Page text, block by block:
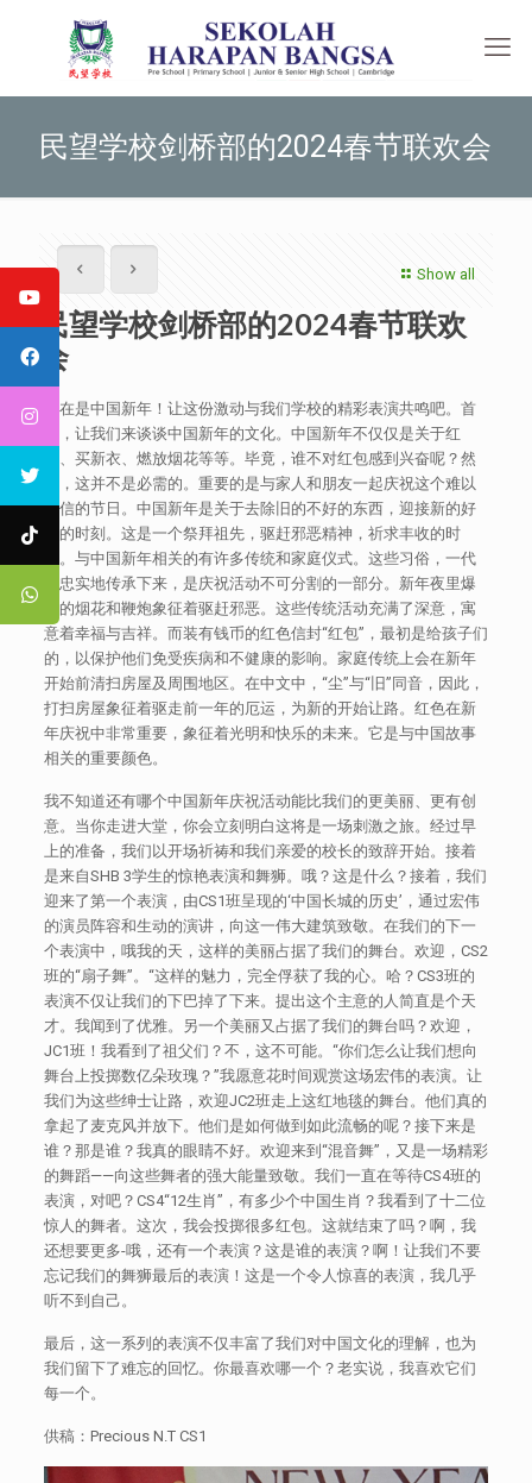
民望学校剑桥部的2024春节联欢会
Show all
民望学校剑桥部的2024春节联欢
会
现在是中国新年！让这份激动与我们学校的精彩表演共鸣吧。首
先，让我们来谈谈中国新年的文化。中国新年不仅仅是关于红
包、买新衣、燃放烟花等等。毕竟，谁不对红包感到兴奋呢？然
而，这并不是必需的。重要的是与家人和朋友一起庆祝这个难以
置信的节日。中国新年是关于去除旧的不好的东西，迎接新的好
事的时刻。这是一个祭拜祖先，驱赶邪恶精神，祈求丰收的时
间。与中国新年相关的有许多传统和家庭仪式。这些习俗，一代
代忠实地传承下来，是庆祝活动不可分割的一部分。新年夜里爆
炸的烟花和鞭炮象征着驱赶邪恶。这些传统活动充满了深意，寓
意着幸福与吉祥。而装有钱币的红色信封“红包”，最初是给孩子们
的，以保护他们免受疾病和不健康的影响。家庭传统上会在新年
开始前清扫房屋及周围地区。在中文中，“尘”与“旧”同音，因此，
打扫房屋象征着驱走前一年的厄运，为新的开始让路。红色在新
年庆祝中非常重要，象征着光明和快乐的未来。它是与中国故事
相关的重要颜色。
我不知道还有哪个中国新年庆祝活动能比我们的更美丽、更有创
意。当你走进大堂，你会立刻明白这将是一场刺激之旅。经过早
上的准备，我们以开场祈祷和我们亲爱的校长的致辞开始。接着
是来自SHB 3学生的惊艳表演和舞狮。哦？这是什么？接着，我们
迎来了第一个表演，由CS1班呈现的‘中国长城的历史’，通过宏伟
的演员阵容和生动的演讲，向这一伟大建筑致敬。在我们的下一
个表演中，哦我的天，这样的美丽占据了我们的舞台。欢迎，CS2
班的“扇子舞”。“这样的魅力，完全俘获了我的心。哈？CS3班的
表演不仅让我们的下巴掉了下来。提出这个主意的人简直是个天
才。我闻到了优雅。另一个美丽又占据了我们的舞台吗？欢迎，
JC1班！我看到了祖父们？不，这不可能。“你们怎么让我们想向
舞台上投掷数亿朵玫瑰？”我愿意花时间观赏这场宏伟的表演。让
我们为这些绅士让路，欢迎JC2班走上这红地毯的舞台。他们真的
拿起了麦克风并放下。他们是如何做到如此流畅的呢？接下来是
谁？那是谁？我真的眼睛不好。欢迎来到“混音舞”，又是一场精彩
的舞蹈——向这些舞者的强大能量致敬。我们一直在等待CS4班的
表演，对吧？CS4“12生肖”，有多少个中国生肖？我看到了十二位
惊人的舞者。这次，我会投掷很多红包。这就结束了吗？啊，我
还想要更多-哦，还有一个表演？这是谁的表演？啊！让我们不要
忘记我们的舞狮最后的表演！这是一个令人惊喜的表演，我几乎
听不到自己。
最后，这一系列的表演不仅丰富了我们对中国文化的理解，也为
我们留下了难忘的回忆。你最喜欢哪一个？老实说，我喜欢它们
每一个。
供稿：Precious N.T CS1